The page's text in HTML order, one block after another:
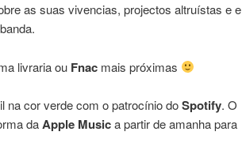
as suas vivencias, projectos altruístas e e
livraria ou Fnac mais próximas
na cor verde com o patrocínio doSpotify. O
daApple Musica partir de amanha para